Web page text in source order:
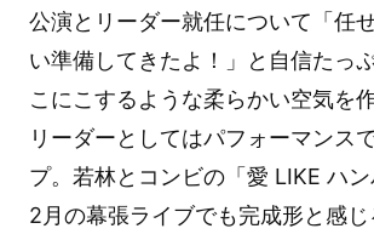
公演とリーダー就任について「任
い準備してきたよ！」と自信たっ
こにこするような柔らかい空気を
リーダーとしてはパフォーマンス
プ。若林とコンビの「愛 LIKE ハ
2月の幕張ライブでも完成形と感じ